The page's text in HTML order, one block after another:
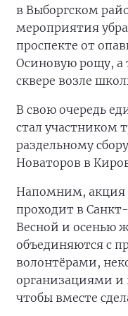
в Выборгском
мероприятия
проспекте от
Осиновую рощу, а
сквере возле
В свою очередь
стал участником
раздельному
Новаторов в
Напомним, акция
проходит в
Весной и осенью
объединяются с
волонтёрами,
организациями и
чтобы вместе